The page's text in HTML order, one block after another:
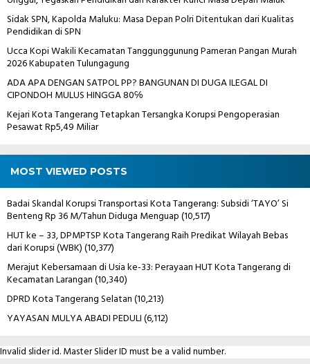
Sidak SPN, Kapolda Maluku: Masa Depan Polri Ditentukan dari Kualitas
Pendidikan di SPN
Ucca Kopi Wakili Kecamatan Tanggunggunung Pameran Pangan Murah
2026 Kabupaten Tulungagung
ADA APA DENGAN SATPOL PP? BANGUNAN DI DUGA ILEGAL DI
CIPONDOH MULUS HINGGA 80℅
Kejari Kota Tangerang Tetapkan Tersangka Korupsi Pengoperasian
Pesawat Rp5,49 Miliar
MOST VIEWED POSTS
Badai Skandal Korupsi Transportasi Kota Tangerang: Subsidi ‘TAYO’ Si
Benteng Rp 36 M/Tahun Diduga Menguap(10,517)
HUT ke – 33, DPMPTSP Kota Tangerang Raih Predikat Wilayah Bebas
dari Korupsi (WBK)(10,377)
Merajut Kebersamaan di Usia ke-33: Perayaan HUT Kota Tangerang di
Kecamatan Larangan(10,340)
DPRD Kota Tangerang Selatan(10,213)
YAYASAN MULYA ABADI PEDULI(6,112)
Invalid slider id. Master Slider ID must be a valid number.